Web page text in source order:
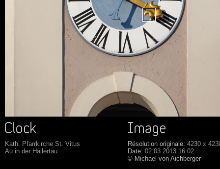
Kath. Pfarrkirche St. Vitus
Au in der Hallertau
Résolution originale: 4230 x
Date: 02.03.2013 16:02
© Michael von Aichberger